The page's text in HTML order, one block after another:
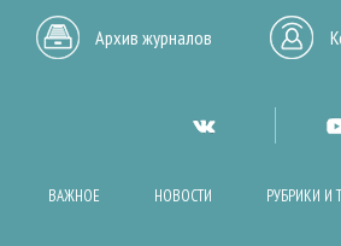
Архив журналов
ВАЖНОЕ НОВОСТИ РУБРИКИ И